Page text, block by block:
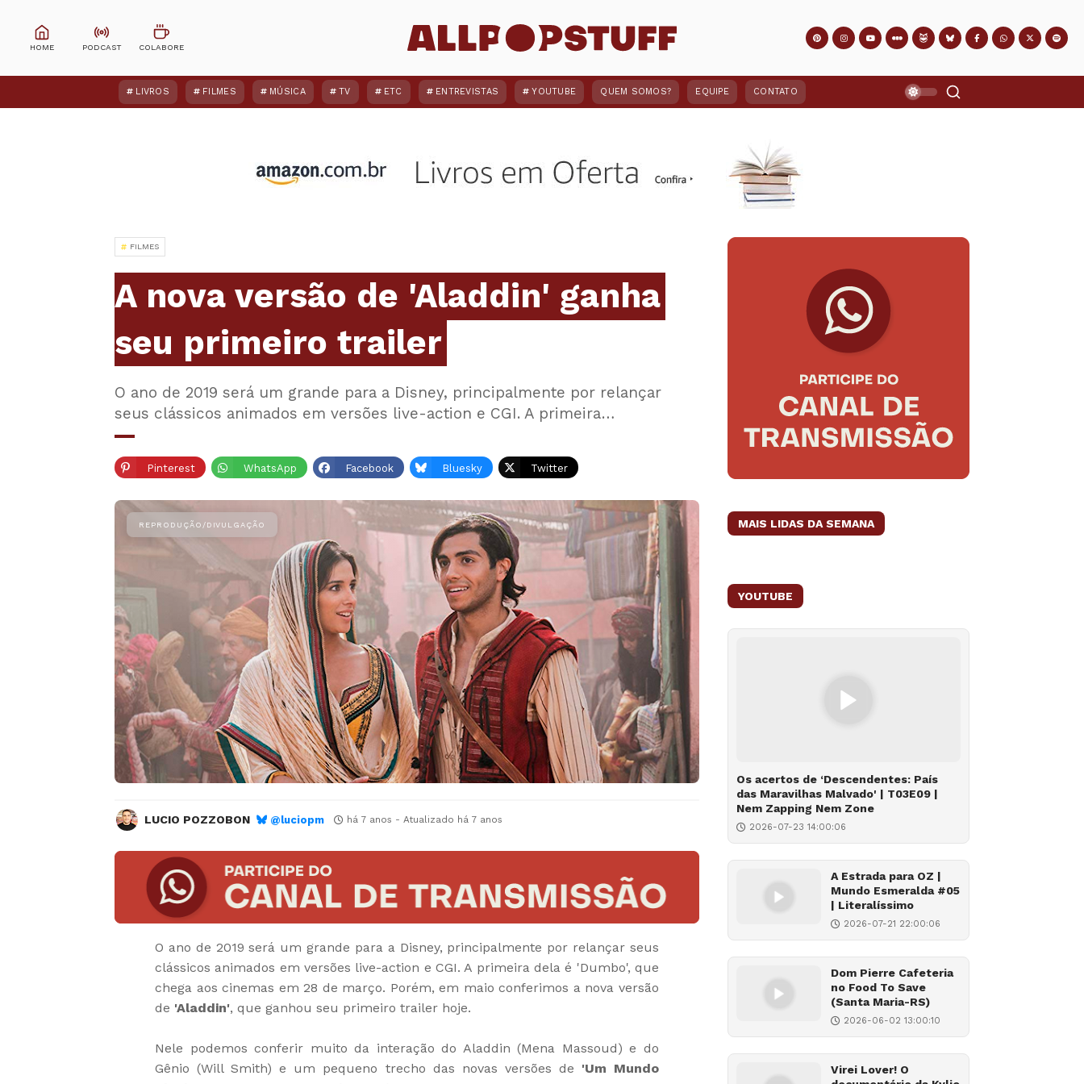
LIVROS FILMES MÚSICA TV ETC ENTREVISTAS YOUTUBE QUEM SOMOS? EQUIPE CONTATO
FILMES
A nova versão de 'Aladdin' ganha
seu primeiro trailer
O ano de 2019 será um grande para a Disney, principalmente por relançar
seus clássicos animados em versões live-action e CGI. A primeira…
Pinterest WhatsApp Facebook Bluesky Twitter
LUCIO POZZOBON @luciopm há 7 anos - Atualizado há 7 anos
O ano de 2019 será um grande para a Disney, principalmente por relançar seus
clássicos animados em versões live-action e CGI. A primeira dela é 'Dumbo', que
chega aos cinemas em 28 de março. Porém, em maio conferimos a nova versão
de 'Aladdin', que ganhou seu primeiro trailer hoje.
Nele podemos conferir muito da interação do Aladdin (Mena Massoud) e do
Gênio (Will Smith) e um pequeno trecho das novas versões de 'Um Mundo
MAIS LIDAS DA SEMANA
YOUTUBE
Os acertos de ‘Descendentes: País
das Maravilhas Malvado' | T03E09 |
Nem Zapping Nem Zone
2026-07-23 14:00:06
A Estrada para OZ |
Mundo Esmeralda #05
| Literalíssimo
2026-07-21 22:00:06
Dom Pierre Cafeteria
no Food To Save
(Santa Maria-RS)
2026-06-02 13:00:10
Virei Lover! O